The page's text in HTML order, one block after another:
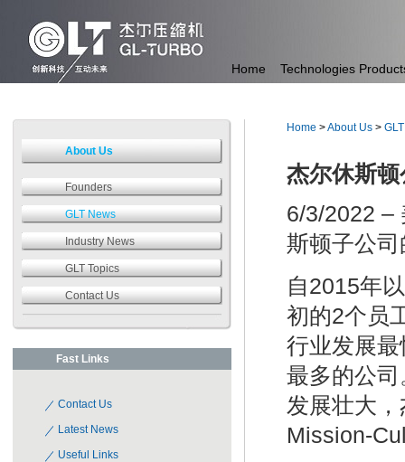
Home Technologies
Home >About Us >
杰尔休斯
6/3/2022 –
斯顿子公
自2015年
初的2个员
行业发展
最多的公
发展壮大
Mission-
About Us
Founders
GLT News
Industry News
GLT Topics
Contact Us
Fast Links
Contact Us
Latest News
Useful Links